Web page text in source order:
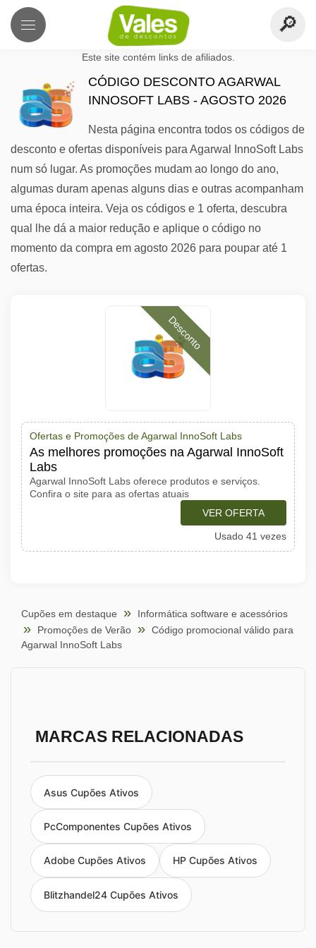
Este site contém links de afiliados.
CÓDIGO DESCONTO AGARWAL
INNOSOFT LABS - AGOSTO 2026
Nesta página encontra todos os códigos de
desconto e ofertas disponíveis para Agarwal InnoSoft Labs
num só lugar. As promoções mudam ao longo do ano,
algumas duram apenas alguns dias e outras acompanham
uma época inteira. Veja os códigos e 1 oferta, descubra
qual lhe dá a maior redução e aplique o código no
momento da compra em agosto 2026 para poupar até 1
ofertas.
Desconto
Ofertas e Promoções de Agarwal InnoSoft Labs
As melhores promoções na Agarwal InnoSoft
Labs
Agarwal InnoSoft Labs oferece produtos e serviços.
Confira o site para as ofertas atuais
VER OFERTA
Usado 41 vezes
Cupões em destaque
Informática software e acessórios
Promoções de Verão
Código promocional válido para
Agarwal InnoSoft Labs
MARCAS RELACIONADAS
Asus Cupões Ativos
PcComponentes Cupões Ativos
Adobe Cupões Ativos HP Cupões Ativos
Blitzhandel24 Cupões Ativos